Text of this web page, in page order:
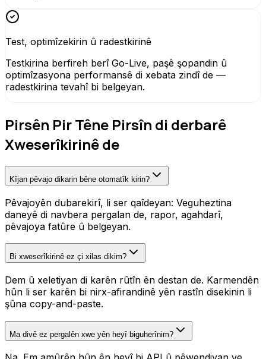
Test, optimîzekirin û radestkirinê
Testkirina berfireh berî Go-Live, paşê şopandin û
optimîzasyona performansê di xebata zindî de —
radestkirina tevahî bi belgeyan.
Pirsên Pir Têne Pirsîn di derbarê
Xweserîkirinê de
Kîjan pêvajo dikarin bêne otomatîk kirin?
Pêvajoyên dubarekirî, li ser qaîdeyan: Veguheztina
daneyê di navbera pergalan de, rapor, agahdarî,
pêvajoya fatûre û belgeyan.
Bi xweserîkirinê ez çi xilas dikim?
Dem û xeletiyan di karên rûtîn ên destan de. Karmendên
hûn li ser karên bi nirx-afirandinê yên rastîn disekinin li
şûna copy-and-paste.
Ma divê ez pergalên xwe yên heyî biguherînim?